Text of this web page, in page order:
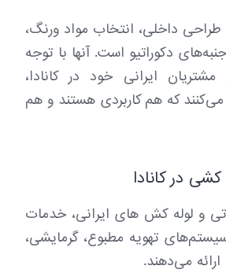
داخلی، انتخاب مواد ورنگ،
دکوراتیو است. آنها با توجه
ایرانی خود در کانادا،
که هم کاربردی هستند و هم
در کانادا
و لوله کش های ایرانی، خدمات
تهویه مطبوع، گرمایشی،
می‌دهند.